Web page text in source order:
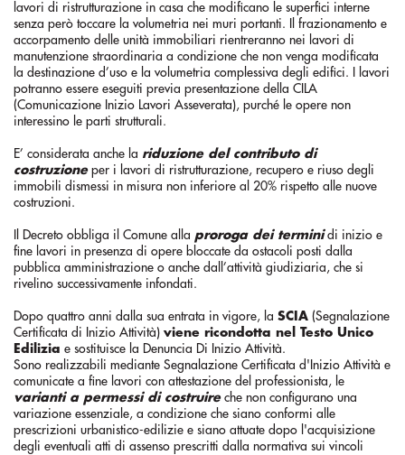
lavori di ristrutturazione in casa che modificano le superfici interne
senza però toccare la volumetria nei muri portanti. Il frazionamento e
accorpamento delle unità immobiliari rientreranno nei lavori di
manutenzione straordinaria a condizione che non venga modificata
la destinazione d’uso e la volumetria complessiva degli edifici. I lavori
potranno essere eseguiti previa presentazione della CILA
(Comunicazione Inizio Lavori Asseverata), purché le opere non
interessino le parti strutturali.
E’ considerata anche la riduzione del contributo di
costruzioneper i lavori di ristrutturazione, recupero e riuso degli
immobili dismessi in misura non inferiore al 20% rispetto alle nuove
costruzioni.
Il Decreto obbliga il Comune alla proroga dei terminidi inizio e
fine lavori in presenza di opere bloccate da ostacoli posti dalla
pubblica amministrazione o anche dall’attività giudiziaria, che si
rivelino successivamente infondati.
Dopo quattro anni dalla sua entrata in vigore, la SCIA (Segnalazione
Certificata di Inizio Attività) viene ricondotta nel Testo Unico
Edilizia e sostituisce la Denuncia Di Inizio Attività.
Sono realizzabili mediante Segnalazione Certificata d'Inizio Attività e
comunicate a fine lavori con attestazione del professionista, le
varianti a permessi di costruireche non configurano una
variazione essenziale, a condizione che siano conformi alle
prescrizioni urbanistico-edilizie e siano attuate dopo l'acquisizione
degli eventuali atti di assenso prescritti dalla normativa sui vincoli